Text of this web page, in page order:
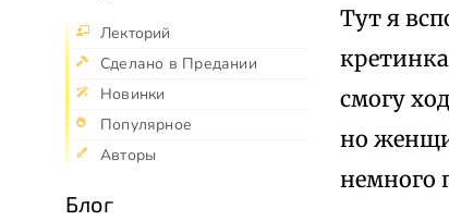
Лекторий
Сделано в Предании
Новинки
Популярное
Авторы
Блог
Тут я
смогу
но
немного